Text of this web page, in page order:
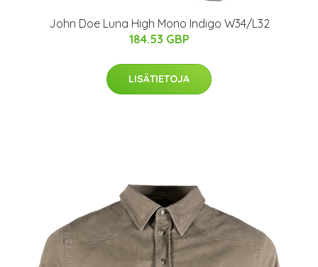
John Doe Luna High Mono Indigo W34/L32
184.53 GBP
LISÄTIETOJA